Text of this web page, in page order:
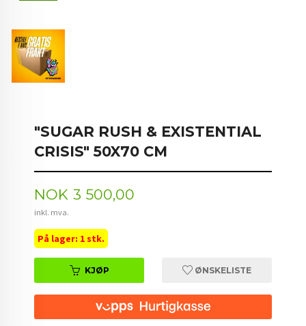
"SUGAR RUSH & EXISTENTIAL
CRISIS" 50X70 CM
Pris
NOK 3 500,00
inkl. mva.
På lager: 1 stk.
KJØP ØNSKELISTE